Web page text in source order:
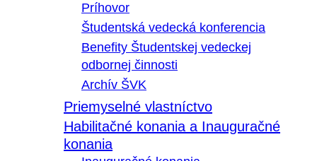
Príhovor
Študentská vedecká konferencia
Benefity Študentskej vedeckej
odbornej činnosti
Archív ŠVK
Priemyselné vlastníctvo
Habilitačné konania a Inauguračné
konania